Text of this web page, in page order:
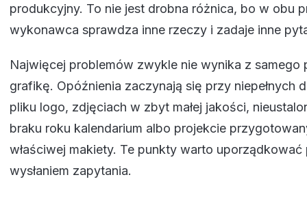
produkcyjny. To nie jest drobna różnica, bo w obu
wykonawca sprawdza inne rzeczy i zadaje inne
Najwięcej problemów zwykle nie wynika z samego
grafikę. Opóźnienia zaczynają się przy niepełnych
pliku logo, zdjęciach w zbyt małej jakości,
braku roku kalendarium albo projekcie
właściwej makiety. Te punkty warto uporządkować
wysłaniem zapytania.